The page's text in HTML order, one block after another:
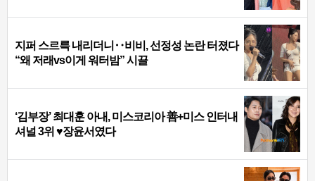
지퍼 스르륵 내리더니‥비비, 선정성 논란 터졌다
“왜 저래vs이게 워터밤” 시끌
‘김부장’ 최대훈 아내, 미스코리아 善+미스 인터내
셔널 3위 ♥장윤서였다